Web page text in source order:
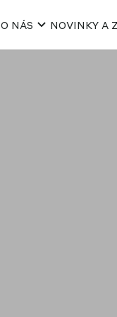
O NÁS NOVINKY A